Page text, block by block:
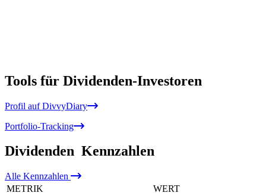
Tools für Dividenden-Investoren
Profil auf DivvyDiary
Portfolio-Tracking
Dividenden Kennzahlen
Alle Kennzahlen
METRIK
WERT